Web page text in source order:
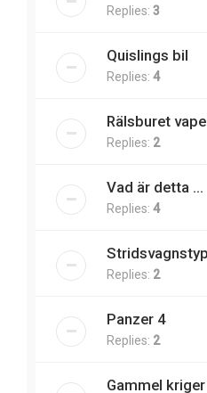
Replies: 3
Quislings bil
Replies: 4
Rälsburet
Replies: 2
Vad är detta ...
Replies: 4
Replies: 2
Panzer 4
Replies: 2
Gammel